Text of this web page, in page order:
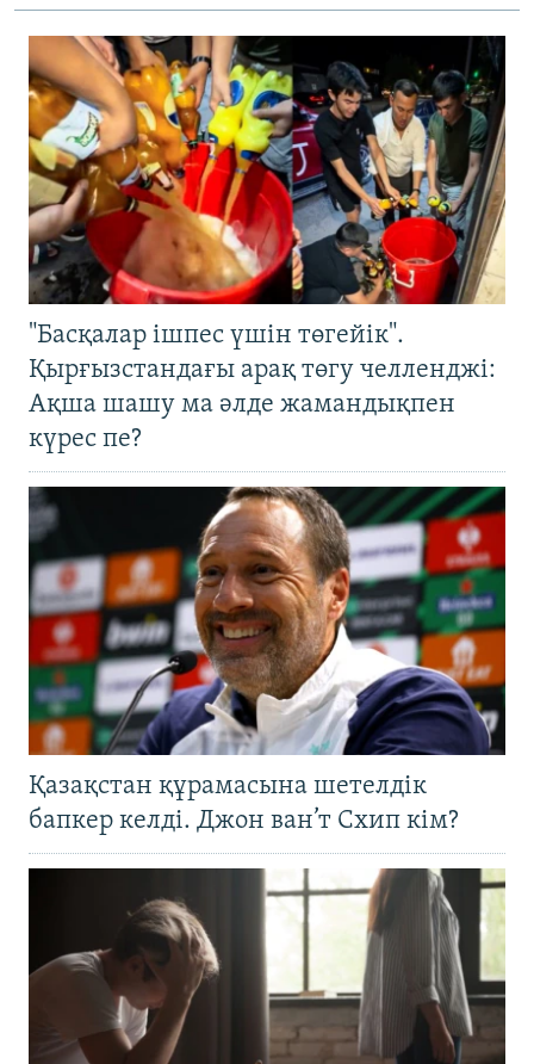
"Басқалар ішпес үшін төгейік".
Қырғызстандағы арақ төгу челленджі:
Ақша шашу ма әлде жамандықпен
күрес пе?
Қазақстан құрамасына шетелдік
бапкер келді. Джон ван’т Схип кім?